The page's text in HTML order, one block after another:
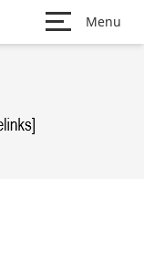
Menu